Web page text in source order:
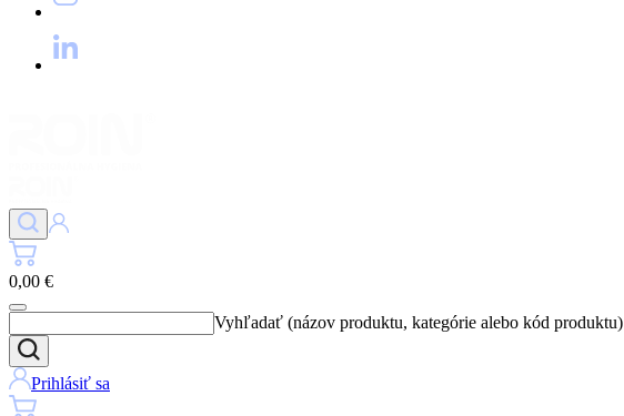
0,00 €
Vyhľadať (názov produktu, kategórie alebo kód produktu)
Prihlásiť sa